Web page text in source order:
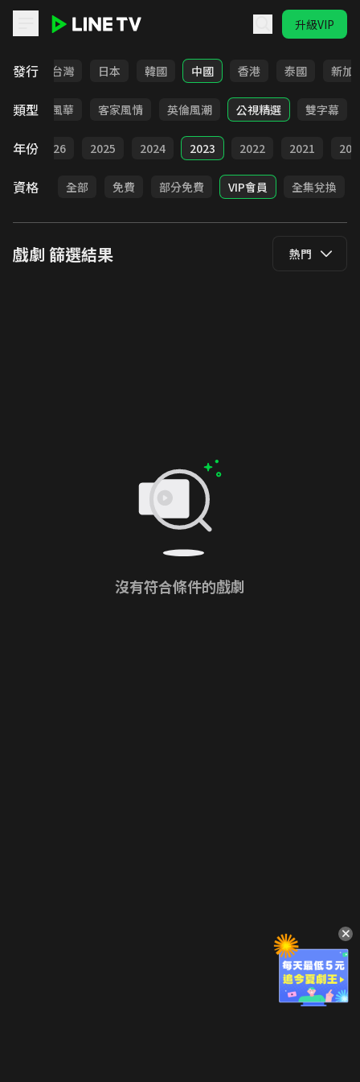
升級VIP
發行
全部 台灣 日本 韓國 中國 香港 泰國 新加
類型台語風華 客家風情 英倫風潮 公視精選 雙字幕
年份
部 2026 2025 2024 2023 2022 2021
資格 全部 免費 部分免費 VIP會員 全集兌換
戲劇 篩選結果 熱門
沒有符合條件的戲劇